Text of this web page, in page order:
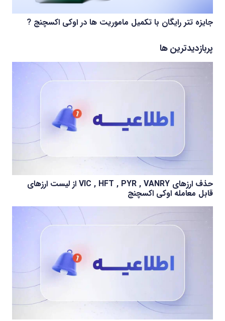
جایزه تتر رایگان با تکمیل ماموریت ها در اوکی اکسچنج ?
پربازدیدترین ها
حذف ارزهای VIC , HFT , PYR , VANRY از لیست ارزهای
قابل معامله اوکی اکسچنج